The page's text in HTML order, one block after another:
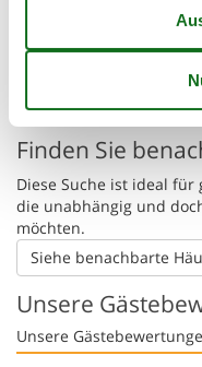
Die angezeigte Position des
genaue Adresse ist im
Finden Sie
Diese Suche ist ideal
die unabhängig und
möchten.
Siehe benachbarte
Unsere
Unsere